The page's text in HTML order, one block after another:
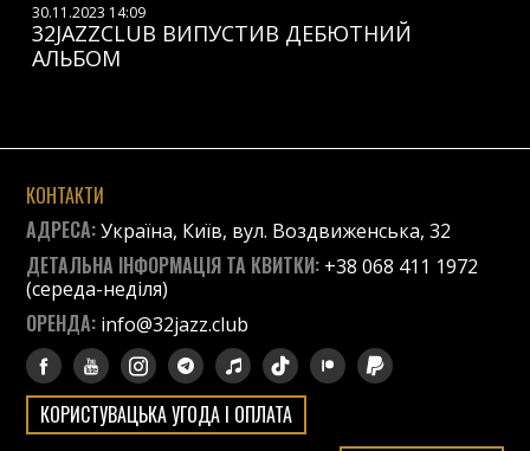
30.11.2023 14:09
32JAZZCLUB ВИПУСТИВ ДЕБЮТНИЙ
АЛЬБОМ
КОНТАКТИ
АДРЕСА:Україна, Київ, вул. Воздвиженська, 32
ДЕТАЛЬНА ІНФОРМАЦІЯ ТА КВИТКИ: +38 068 411 1972
(середа-неділя)
ОРЕНДА: info@32jazz.club
КОРИСТУВАЦЬКА УГОДА І ОПЛАТА